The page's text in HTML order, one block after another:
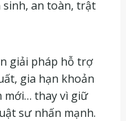
sinh, an toàn, trật
giải pháp hỗ trợ
gia hạn khoản
mới… thay vì giữ
sư nhấn mạnh.